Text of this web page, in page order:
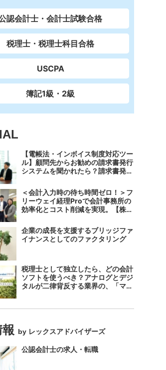
認会計士・会計士試験合格
税理士・税理士科目合格
USCPA
簿記1級・2級
【電帳法・インボイス制度対応ツー
ル】顧問先からお勧めの請求書発行
システムを聞かれたら？請求書発行
つのシステムで完結する 「請求
QUICK」の魅力に迫る
＜会計入力時の待ち時間ゼロ！＞フ
リーウェイ経理Proで会計事務所の
効率化とコスト削減を実現。【株式
郷税理士法人（経理宅配便事業
部）】
企業の成長を支援するブリッジファ
イナンスとしてのファクタリング
税理士として独立したら、どの会計
ソフトを使うべき？アナログとデジ
タルが二律背反する業界の、「マネ
by レックスアドバイザーズ
公認会計士の求人・転職